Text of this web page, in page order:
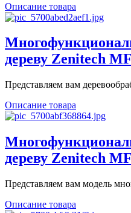
Описание товара
дереву Zenitech
Представляем вам
Описание товара
дереву Zenitech
Представляем вам модель
Описание товара